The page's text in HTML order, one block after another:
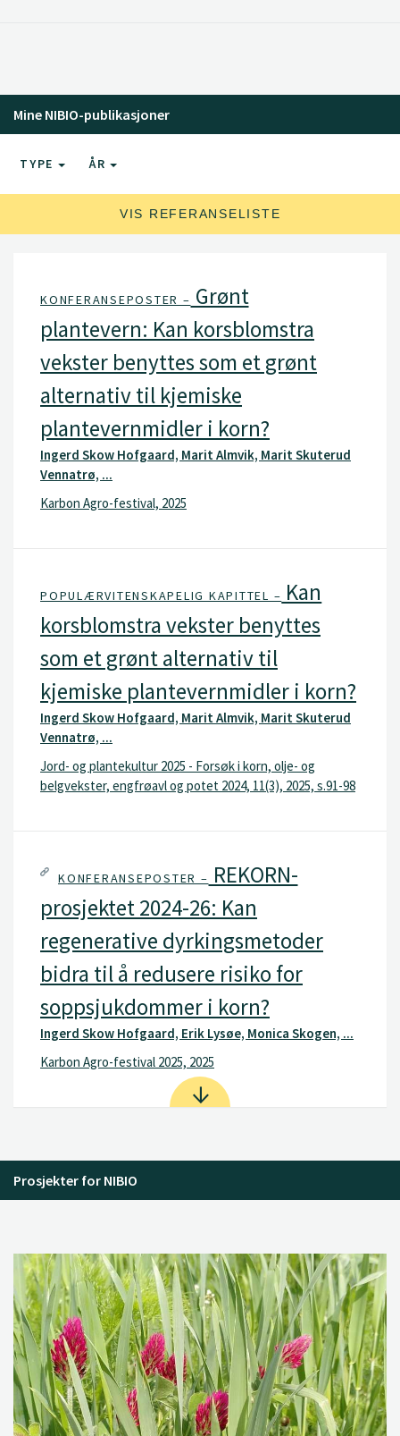
Mine NIBIO-publikasjoner
TYPE ÅR
VIS REFERANSELISTE
KONFERANSEPOSTER – Grønt
plantevern: Kan korsblomstra
vekster benyttes som et grønt
alternativ til kjemiske
plantevernmidler i korn?
Ingerd Skow Hofgaard, Marit Almvik, Marit Skuterud
Vennatrø, ...
Karbon Agro-festival, 2025
POPULÆRVITENSKAPELIG KAPITTEL – Kan
korsblomstra vekster benyttes
som et grønt alternativ til
kjemiske plantevernmidler i korn?
Ingerd Skow Hofgaard, Marit Almvik, Marit Skuterud
Vennatrø, ...
Jord- og plantekultur 2025 - Forsøk i korn, olje- og
belgvekster, engfrøavl og potet 2024, 11(3), 2025, s.91-98
KONFERANSEPOSTER – REKORN-
prosjektet 2024-26: Kan
regenerative dyrkingsmetoder
bidra til å redusere risiko for
soppsjukdommer i korn?
Ingerd Skow Hofgaard, Erik Lysøe, Monica Skogen, ...
Karbon Agro-festival 2025, 2025
Prosjekter for NIBIO